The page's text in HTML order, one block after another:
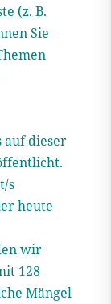
(z. B.
Sie
auf dieser
s
heute
wir
128
Mängel